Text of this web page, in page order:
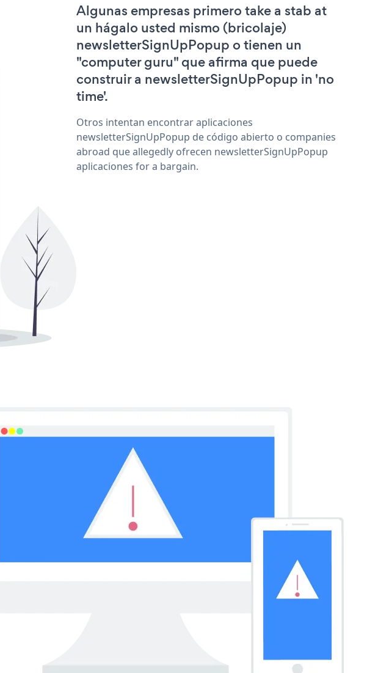
Algunas empresas primero take a stab at
un hágalo usted mismo (bricolaje)
newsletterSignUpPopup o tienen un
"computer guru" que afirma que puede
construir a newsletterSignUpPopup in 'no
time'.
Otros intentan encontrar aplicaciones
newsletterSignUpPopup de código abierto o companies
abroad que allegedly ofrecen newsletterSignUpPopup
aplicaciones for a bargain.